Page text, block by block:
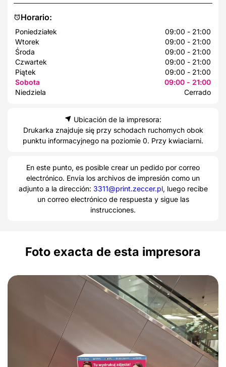
Horario:
Poniedziałek
09:00 - 21:00
Wtorek
09:00 - 21:00
Środa
09:00 - 21:00
Czwartek
09:00 - 21:00
Piątek
09:00 - 21:00
Sobota
09:00 - 21:00
Niedziela
Cerrado
Ubicación de la impresora:
Drukarka znajduje się przy schodach ruchomych obok
punktu informacyjnego na poziomie 0. Przy kwiaciarni.
En este punto, es posible crear un pedido por correo
electrónico. Envía los archivos de impresión como un
adjunto a la dirección: 3311@print.zeccer.pl, luego recibe
un correo electrónico de respuesta y sigue las
instrucciones.
Foto exacta de esta impresora